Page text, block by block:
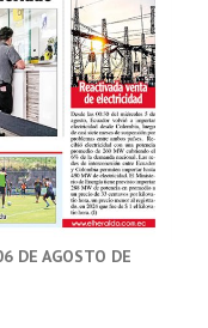
DE AGOSTO DE